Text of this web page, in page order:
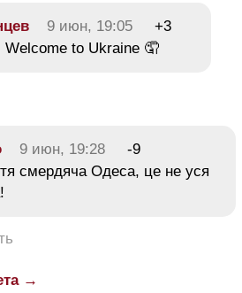
9 июн, 19:05
+3
Welcome to Ukraine 🤦
9 июн, 19:28
-9
смердяча Одеса, це не уся
→